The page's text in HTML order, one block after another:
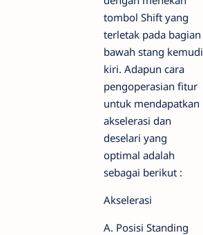
tombol Shift yang
terletak pada bagian
bawah stang kemudi
kiri. Adapun cara
pengoperasian fitur
untuk mendapatkan
akselerasi dan
deselari yang
optimal adalah
sebagai berikut :
Akselerasi
A. Posisi Standing